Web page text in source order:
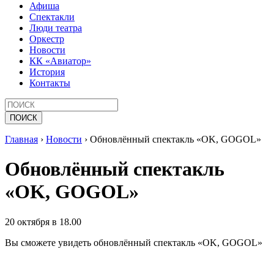
Афиша
Спектакли
Люди театра
Оркестр
Новости
КК «Авиатор»
История
Контакты
Главная › Новости › Обновлённый спектакль «OK, GOGOL»
Обновлённый спектакль
«OK, GOGOL»
20 октября в 18.00
Вы сможете увидеть обновлённый спектакль «OK, GOGOL»